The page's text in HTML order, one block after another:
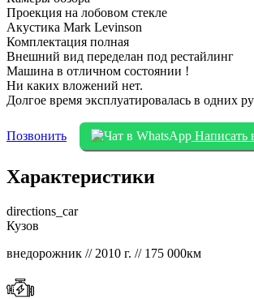
Проекция на лобовом стекле
Акустика Mark Levinson
Комплектация полная
Внешний вид переделан под рестайлинг
Машина в отличном состоянии !
Ни каких вложений нет.
Долгое время эксплуатировалась в одних
Позвонить Написать
Характеристики
directions_car
Кузов
внедорожник // 2010 г. // 175 000км